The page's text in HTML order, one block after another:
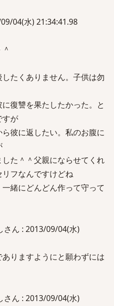
04(水) 21:34:41.98
たくありません。子供は勿
復讐を果たしたかった。と
すが
彼に返したい。私のお腹に
た＾＾父親にならせてくれ
フなんですけどね
緒にどんどん作って守って
さん : 2013/09/04(水)
りますようにと願わずには
さん : 2013/09/04(水)